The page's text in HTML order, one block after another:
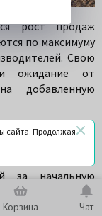
Корзина Чат
рост продаж
по максимуму
Свою
ожидание от
добавленную
LADA XRAY по
за начальную
машину с
коробкой
сайта. Продолжая